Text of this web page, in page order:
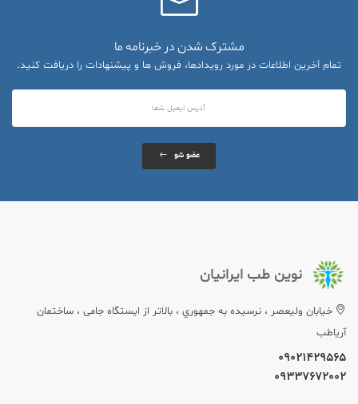
مشترک شدن در خبرنامه ما
تمام آخرین اطلاعات در مورد رویدادها، فروش ها و پیشنهادات را دریافت کنید.
عضو شو
نوین طب ایرانیان
خيابان وليعصر ، نرسيده به جمهوري ، بالاتر از ایستگاه جامی ، ساختمان
آریاطب
09021429565
09337672002